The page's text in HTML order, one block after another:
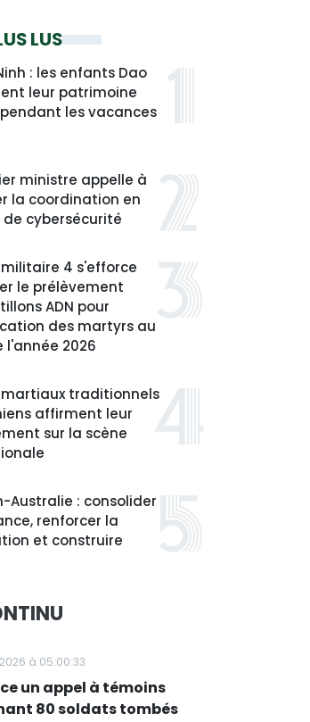
LUS
: les enfants Dao
leur patrimoine
les vacances
ministre appelle à
la coordination en
cybersécurité
militaire 4 s'efforce
le prélèvement
ADN pour
des martyrs au
l'année 2026
martiaux traditionnels
affirment leur
sur la scène
Australie : consolider
renforcer la
et construire
à 05:00:33
un appel à témoins
80 soldats tombés